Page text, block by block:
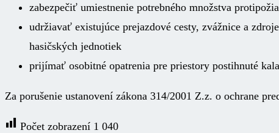
zabezpečiť umiestnenie potrebného množstva
udržiavať existujúce prejazdové cesty, zvážnice a
hasičských jednotiek
prijímať osobitné opatrenia pre priestory postihnuté
Za porušenie ustanovení zákona 314/2001 Z.z. o ochrane
Počet zobrazení 1 040